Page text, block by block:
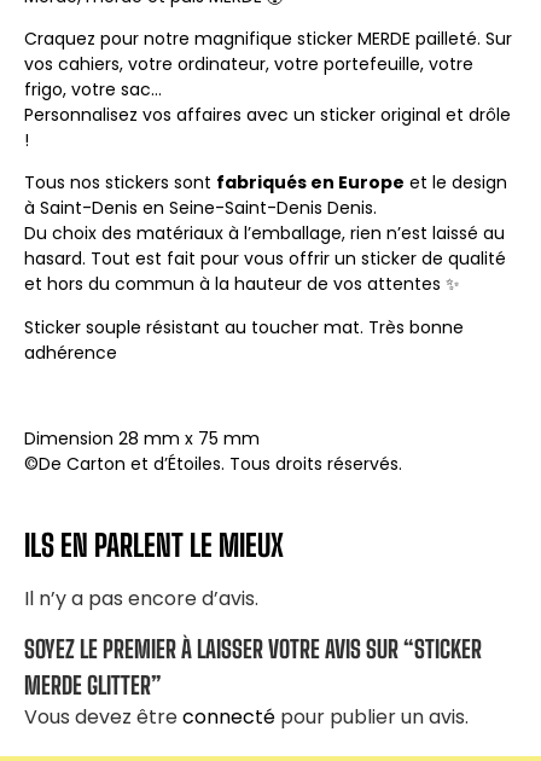
Craquez pour notre magnifique sticker MERDE pailleté. Sur
vos cahiers, votre ordinateur, votre portefeuille, votre
frigo, votre sac…
Personnalisez vos affaires avec un sticker original et drôle
!
Tous nos stickers sont fabriqués en Europe et le design
à Saint-Denis en Seine-Saint-Denis Denis.
Du choix des matériaux à l’emballage, rien n’est laissé au
hasard. Tout est fait pour vous offrir un sticker de qualité
et hors du commun à la hauteur de vos attentes ✨
Sticker souple résistant au toucher mat. Très bonne
adhérence
Dimension 28 mm x 75 mm
©De Carton et d’Étoiles. Tous droits réservés.
ILS EN PARLENT LE MIEUX
Il n’y a pas encore d’avis.
SOYEZ LE PREMIER À LAISSER VOTRE AVIS SUR “STICKER
MERDE GLITTER”
Vous devez êtreconnecté pour publier un avis.